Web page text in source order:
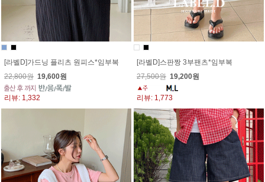
[라벨D]가드닝 플리츠 원피스*임부복
22,800원 19,600원
리뷰: 1,332
[라벨D]스판짱 3부팬츠*임부복
27,500원 19,200원
리뷰: 1,773